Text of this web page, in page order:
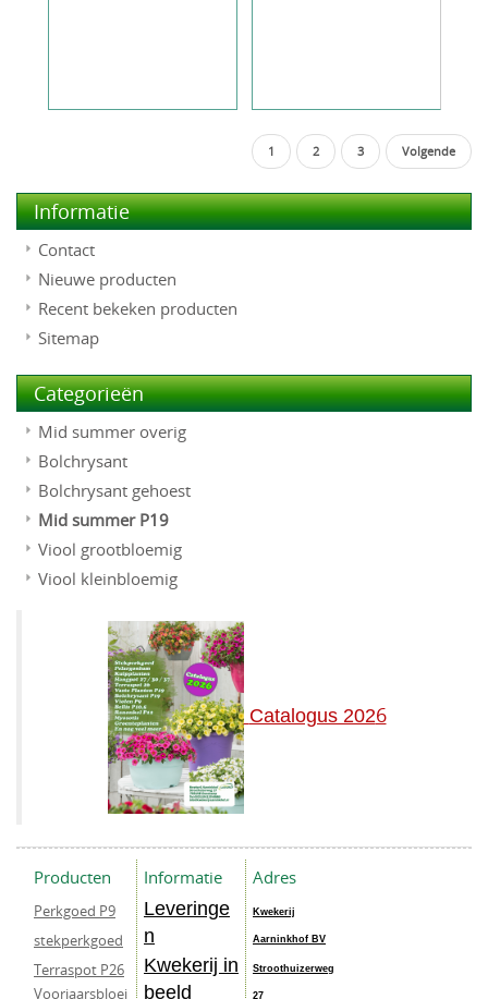
1 2 3 Volgende
Informatie
Contact
Nieuwe producten
Recent bekeken producten
Sitemap
Categorieën
Mid summer overig
Bolchrysant
Bolchrysant gehoest
Mid summer P19
Viool grootbloemig
Viool kleinbloemig
Catalogus 2026
Producten
Perkgoed P9
stekperkgoed
Terraspot P26
Voorjaarsbloei
Informatie
Leveringe
n
Kwekerij in
beeld
Adres
Kwekerij
Aarninkhof BV
Stroothuizerweg
27